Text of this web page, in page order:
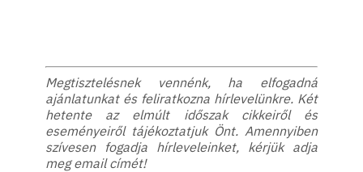
Megtisztelésnek vennénk, ha elfogadná
ajánlatunkat és feliratkozna hírlevelünkre. Két
hetente az elmúlt időszak cikkeiről és
eseményeiről tájékoztatjuk Önt. Amennyiben
szívesen fogadja hírleveleinket, kérjük adja
meg email címét!